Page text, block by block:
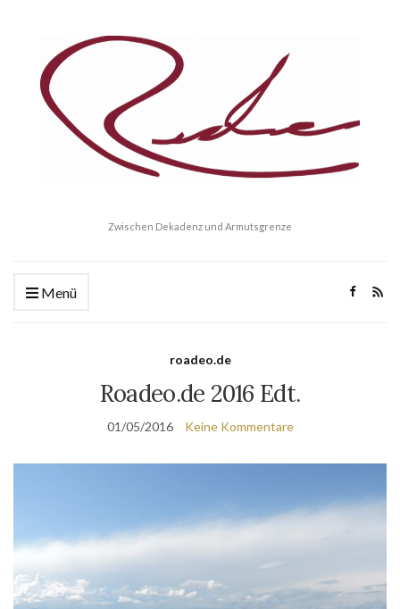
Zwischen Dekadenz und Armutsgrenze
Menü
roadeo.de
Roadeo.de 2016 Edt.
01/05/2016 Keine Kommentare